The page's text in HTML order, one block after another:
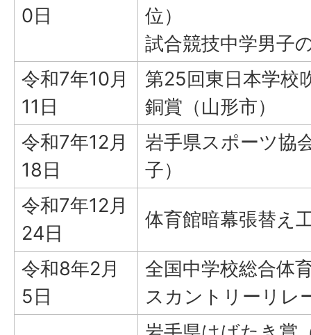
0日
位）
試合競技中学男子
令和7年10月
11日
第25回東日本学校
銅賞（山形市）
令和7年12月
18日
岩手県スポーツ協
子）
令和7年12月
24日
体育館暗幕張替え
令和8年2月
5日
全国中学校総合体
スカントリーリレ